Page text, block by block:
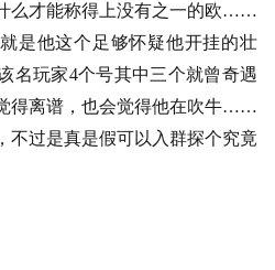
么才能称得上没有之一的欧……
是他这个足够怀疑他开挂的壮
玩家4个号其中三个就曾奇遇
得离谱，也会觉得他在吹牛……
不过是真是假可以入群探个究竟